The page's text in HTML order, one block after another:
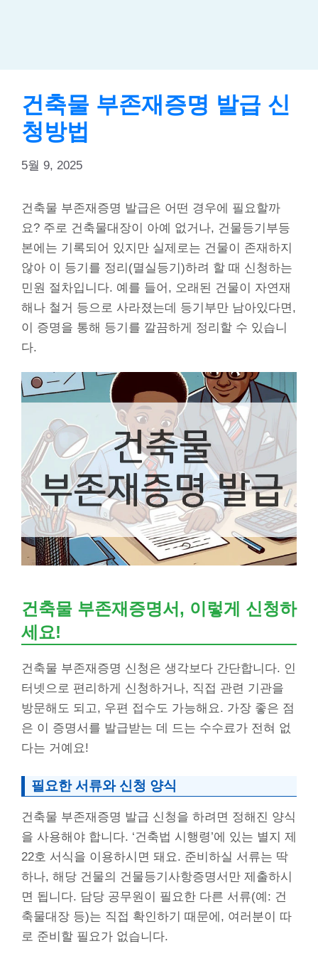
건축물 부존재증명 발급 신
청방법
5월 9, 2025
건축물 부존재증명 발급은 어떤 경우에 필요할까
요? 주로 건축물대장이 아예 없거나, 건물등기부등
본에는 기록되어 있지만 실제로는 건물이 존재하지
않아 이 등기를 정리(멸실등기)하려 할 때 신청하는
민원 절차입니다. 예를 들어, 오래된 건물이 자연재
해나 철거 등으로 사라졌는데 등기부만 남아있다면,
이 증명을 통해 등기를 깔끔하게 정리할 수 있습니
다.
건축물 부존재증명서, 이렇게 신청하
세요!
건축물 부존재증명 신청은 생각보다 간단합니다. 인
터넷으로 편리하게 신청하거나, 직접 관련 기관을
방문해도 되고, 우편 접수도 가능해요. 가장 좋은 점
은 이 증명서를 발급받는 데 드는 수수료가 전혀 없
다는 거예요!
필요한 서류와 신청 양식
건축물 부존재증명 발급 신청을 하려면 정해진 양식
을 사용해야 합니다. ‘건축법 시행령’에 있는 별지 제
22호 서식을 이용하시면 돼요. 준비하실 서류는 딱
하나, 해당 건물의 건물등기사항증명서만 제출하시
면 됩니다. 담당 공무원이 필요한 다른 서류(예: 건
축물대장 등)는 직접 확인하기 때문에, 여러분이 따
로 준비할 필요가 없습니다.